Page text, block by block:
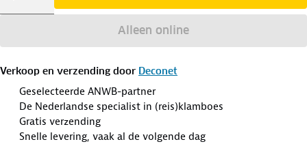
Alleen online
Verkoop en verzending door Deconet
Geselecteerde ANWB-partner
De Nederlandse specialist in (reis)klamboes
Gratis verzending
Snelle levering, vaak al de volgende dag